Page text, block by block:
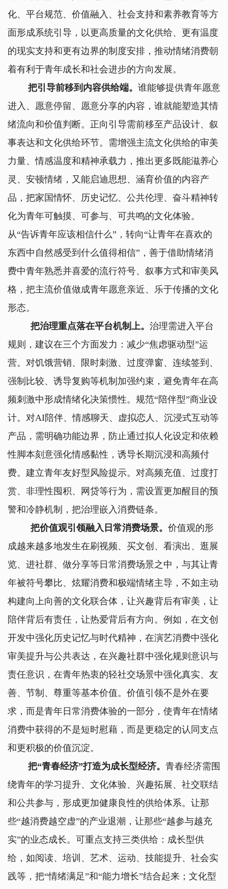
化、平台规范、价值融入、社会支持和素养教育等方
面形成系统引导，以更高质量的文化供给、更有温度
的现实支持和更有边界的制度安排，推动情绪消费朝
着有利于青年成长和社会进步的方向发展。
把引导前移到内容供给端。 谁能够提供青年愿意
进入、愿意停留、愿意分享的内容，谁就能塑造其情
绪流向和价值判断。正向引导需前移至产品设计、叙
事表达和文化供给环节。需增强主流文化供给的审美
力量、情感温度和精神承载力，推出更多既能滋养心
灵、安顿情绪，又能启迪思想、涵育价值的内容产
品，把家国情怀、历史记忆、公共伦理、奋斗精神转
化为青年可触摸、可参与、可共鸣的文化体验。
从“告诉青年应该相信什么”，转向“让青年在喜欢的
东西中自然感受到什么值得相信”，善于借助情绪消
费中青年熟悉并喜爱的流行符号、叙事方式和审美风
格，把主流价值做成青年愿意亲近、乐于传播的文化
形态。
把治理重点落在平台机制上。 治理需进入平台
规则，建议在三个方面发力：减少“焦虑驱动型”运
营。对饥饿营销、限时刺激、过度弹窗、连续签到、
强制比较、诱导复购等机制加强约束，避免青年在高
频刺激中形成情绪化决策惯性。规范“陪伴型”商业设
计。对AI陪伴、情感聊天、虚拟恋人、沉浸式互动等
产品，需明确功能边界，防止通过拟人化设定和依赖
性脚本刻意强化情感黏性，诱导长期沉浸和高频付
费。建立青年友好型风险提示。对高频充值、过度打
赏、非理性囤积、网贷等行为，需设置更加醒目的预
警和冷静机制，把治理嵌入消费链条。
把价值观引领融入日常消费场景。 价值观的形
成越来越多地发生在刷视频、买文创、看演出、逛展
览、进社群、做分享等日常消费场景之中，与其让青
年被符号攀比、炫耀消费和极端情绪主导，不如主动
构建向上向善的文化联合体，让兴趣背后有审美，让
陪伴背后有责任，让热爱背后有方向。例如，在文创
开发中强化历史记忆与时代精神，在演艺消费中强化
审美提升与公共表达，在兴趣社群中强化规则意识与
责任意识，在青年热衷的轻社交场景中强化真实、友
善、节制、尊重等基本价值。价值引领不是外在要
求，而是青年日常消费体验的一部分，使青年在情绪
消费中获得的不是短时慰藉，而是更稳定的认同支点
和更积极的价值沉淀。
把“青春经济”打造为成长型经济。 青春经济需围
绕青年的学习提升、文化体验、兴趣拓展、社交联结
和公共参与，形成更加健康良性的供给体系。让那
些“越消费越空虚”的产业退潮，让那些“越参与越充
实”的业态成长。可重点支持三类供给：成长型供
给，如阅读、培训、艺术、运动、技能提升、社会实
践等，把“情绪满足”和“能力增长”结合起来；文化型